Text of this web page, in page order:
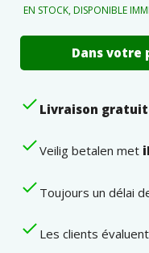
EN STOCK, DISPONIBLE
Chaîne
des
de
couleurs
amusantes
numéro
Dans votre
Livraison
Veilig betalen met
Toujours un délai
Les clients